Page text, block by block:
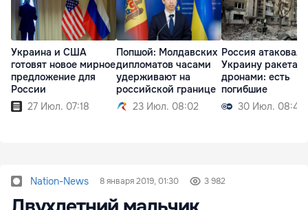
Украина и США
готовят новое мирное
предложение для
России
27 Июл. 07:18
Попшой: Молдавских
дипломатов часами
удерживают на
российской границе
23 Июл. 08:02
Россия атаковала
Украину
дронами: есть
погибшие
30 Июл. 08:45
Nation-News 8 января 2019, 01:30 3 982